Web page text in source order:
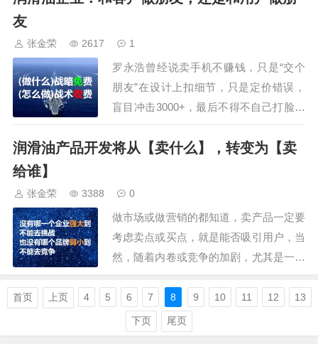
台是主流…
友
张金荣 2617 1
罗永浩曾经说卖手机不赚钱，只是“交个
朋友”在设计上扣细节，只是定价错误，
盲目冲击3000+，最后不得不自己打脸下
调千元，功败垂成，但很多人还是喜欢锤
子手机手感和软件。但他这句话还是很有
种分类也许…
润滑油产品开发将从【卖什么】，转变为【卖
给谁】
张金荣 3388 0
做市场或做营销的都知道，卖产品一定要
考虑卖点或买点，就是能否吸引用户，当
然，随着内卷或竞争的加剧，尤其是一些
冰城、途虎养车的，价格或性价比成了竞
争的核心，综合起来就是：产品要好，价
首页 上页 4 5 6 7 8 9 10 11 12 13
下页 尾页